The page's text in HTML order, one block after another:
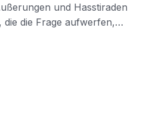
und Hasstiraden
die Frage aufwerfen,